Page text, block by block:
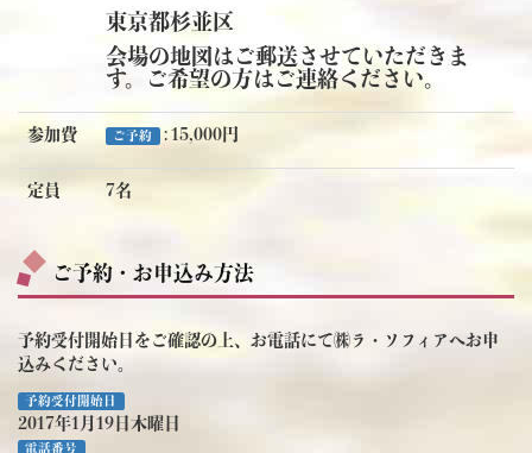
東京都杉並区
会場の地図はご郵送させていただきま
す。ご希望の方はご連絡ください。
参加費 ご予約 : 15,000円
定員 7名
ご予約・お申込み方法
予約受付開始日をご確認の上、お電話にて㈱ラ・ソフィアへお申
込みください。
予約受付開始日
2017年1月19日木曜日
電話番号